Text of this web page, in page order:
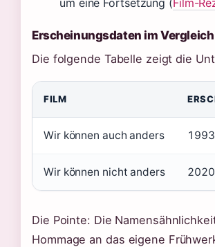
Erscheinungsdaten im Vergleich
Die folgende Tabelle zeigt die
FILM
Wir können auch anders
Wir können nicht anders
Die Pointe: Die
Hommage an das eigene